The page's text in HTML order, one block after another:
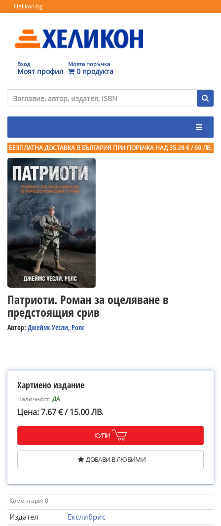
Helikon.bg
Вход
Моят профил
Моята поръчка
0 продукта
БЕЗПЛАТНА ДОСТАВКА В БЪЛГАРИЯ ПРИ ПОРЪЧКА НАД 35.28 € / 69 ЛВ.
Патриоти. Роман за оцеляване в
предстоящия срив
Автор: Джеймс Уесли, Ролс
Хартиено издание
Наличност:ДА
Цена: 7.67 € / 15.00 ЛВ.
КУПИ
ДОБАВИ В ЛЮБИМИ
Коментари: 0
Издател
Екслибрис